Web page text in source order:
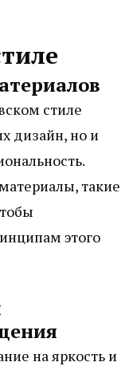
стиле
дизайн, но и
такие
этого
на яркость и